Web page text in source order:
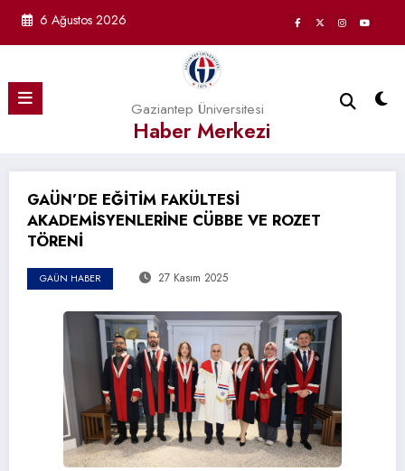
6 Ağustos 2026
Gaziantep Üniversitesi
Haber Merkezi
GAÜN’DE EĞİTİM FAKÜLTESİ
AKADEMİSYENLERİNE CÜBBE VE ROZET
TÖRENİ
GAÜN HABER 27 Kasım 2025